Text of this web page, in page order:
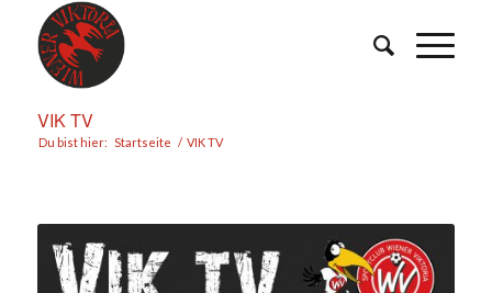
VIK TV
Du bist hier: Startseite / VIK TV